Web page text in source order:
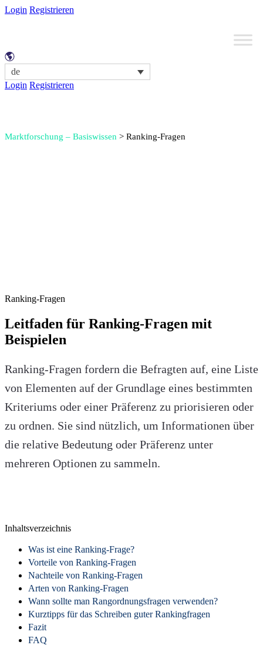
Login Registrieren
de
Login Registrieren
Marktforschung – Basiswissen > Ranking-Fragen
Ranking-Fragen
Leitfaden für Ranking-Fragen mit
Beispielen
Ranking-Fragen fordern die Befragten auf, eine Liste
von Elementen auf der Grundlage eines bestimmten
Kriteriums oder einer Präferenz zu priorisieren oder
zu ordnen. Sie sind nützlich, um Informationen über
die relative Bedeutung oder Präferenz unter
mehreren Optionen zu sammeln.
Inhaltsverzeichnis
Was ist eine Ranking-Frage?
Vorteile von Ranking-Fragen
Nachteile von Ranking-Fragen
Arten von Ranking-Fragen
Wann sollte man Rangordnungsfragen verwenden?
Kurztipps für das Schreiben guter Rankingfragen
Fazit
FAQ